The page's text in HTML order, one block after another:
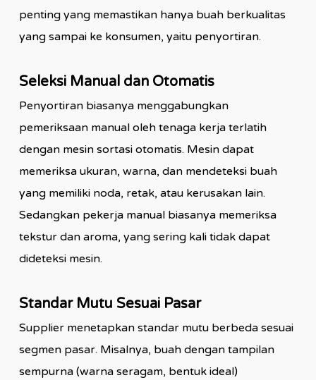
penting yang memastikan hanya buah berkualitas
yang sampai ke konsumen, yaitu penyortiran.
Seleksi Manual dan Otomatis
Penyortiran biasanya menggabungkan
pemeriksaan manual oleh tenaga kerja terlatih
dengan mesin sortasi otomatis. Mesin dapat
memeriksa ukuran, warna, dan mendeteksi buah
yang memiliki noda, retak, atau kerusakan lain.
Sedangkan pekerja manual biasanya memeriksa
tekstur dan aroma, yang sering kali tidak dapat
dideteksi mesin.
Standar Mutu Sesuai Pasar
Supplier menetapkan standar mutu berbeda sesuai
segmen pasar. Misalnya, buah dengan tampilan
sempurna (warna seragam, bentuk ideal)